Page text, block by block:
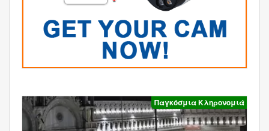
Παγκόσμια Κληρονομιά